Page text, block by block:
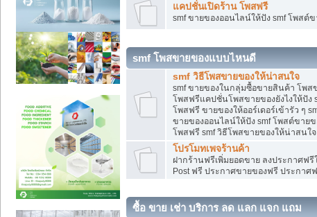
แคปชั่นเปิดร้าน โพสฟรี
smf ขายของออนไลน์ให้ปัง smf โพสต์
smf โพสขายของแบบไหนดี
smf วิธีโพสขายของให้น่าสนใจ
smf ขายของในกลุ่มซื้อขายสินค้า โพส
โพสฟรีแคปชั่นโพสขายของยังไงให้ปั
โพสฟรี ขายของให้ออร์เดอร์เข้ารัว ๆ
ขายของออนไลน์ให้ปัง smf โพสต์ขาย
โพสฟรี smf วิธีโพสขายของให้น่าสนใ
โปรโมทเพจร้านค้า
ฝากร้านฟรีเพิ่มยอดขาย ลงประกาศฟรี
Post ฟรี ประกาศขายของฟรี ประกาศ
ซื้อ ขาย เช่า บริการ ลด แลก แจก แถม